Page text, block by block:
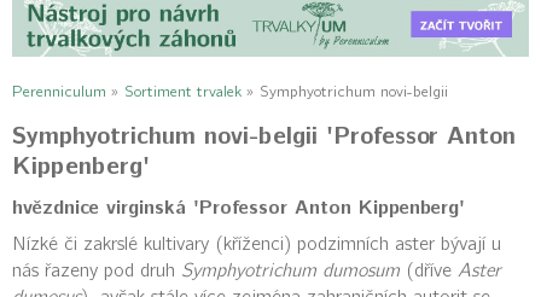
Perenniculum » Sortiment trvalek » Symphyotrichum novi-belgii
Symphyotrichum novi-belgii 'Professor Anton
Kippenberg'
hvězdnice virginská 'Professor Anton Kippenberg'
Nízké či zakrslé kultivary (kříženci) podzimních aster bývají u
nás řazeny pod druh Symphyotrichum dumosum (dříve Aster